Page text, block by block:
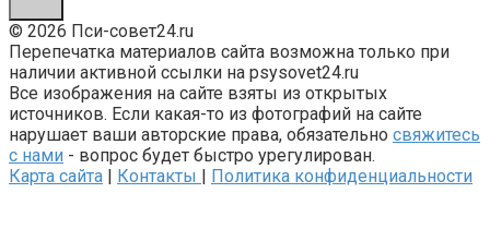
© 2026 Пси-совет24.ru
Перепечатка материалов сайта возможна только при
наличии активной ссылки на psysovet24.ru
Все изображения на сайте взяты из открытых
источников. Если какая-то из фотографий на сайте
нарушает ваши авторские права, обязательно свяжитесь
с нами - вопрос будет быстро урегулирован.
Карта сайта | Контакты | Политика конфиденциальности